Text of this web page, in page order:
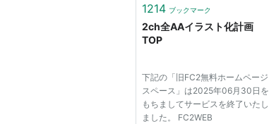
1214 ブックマーク
2ch全AAイラスト化計画
TOP
下記の「旧FC2無料ホームページ
スペース」は2025年06月30日を
もちましてサービスを終了いたし
ました。 FC2WEB